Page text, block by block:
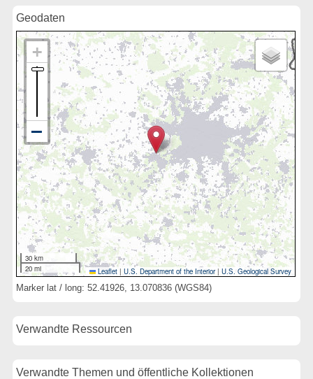
Geodaten
30 km
20 mi
Leaflet | U.S. Department of the Interior|U.S. Geological Survey
Marker lat / long: 52.41926, 13.070836 (WGS84)
Verwandte Ressourcen
Verwandte Themen und öffentliche Kollektionen